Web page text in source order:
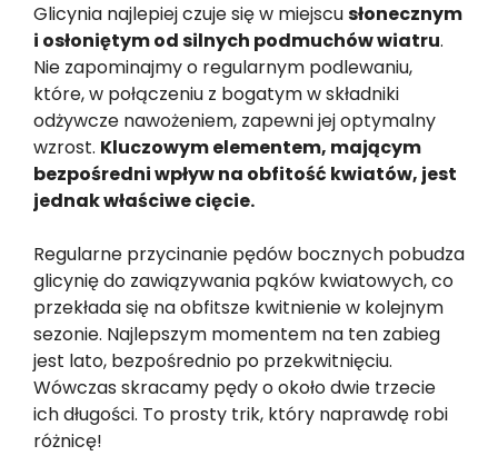
Glicynia najlepiej czuje się w miejscusłonecznym
i osłoniętym od silnych podmuchów wiatru.
Nie zapominajmy o regularnym podlewaniu,
które, w połączeniu z bogatym w składniki
odżywcze nawożeniem, zapewni jej optymalny
wzrost. Kluczowym elementem, mającym
bezpośredni wpływ na obfitość kwiatów, jest
jednak właściwe cięcie.
Regularne przycinanie pędów bocznych pobudza
glicynię do zawiązywania pąków kwiatowych, co
przekłada się na obfitsze kwitnienie w kolejnym
sezonie. Najlepszym momentem na ten zabieg
jest lato, bezpośrednio po przekwitnięciu.
Wówczas skracamy pędy o około dwie trzecie
ich długości. To prosty trik, który naprawdę robi
różnicę!